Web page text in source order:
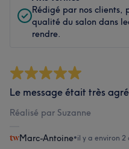
Rédigé par nos clients,
qualité du salon dans
rendre.
Le message était très
Réalisé par Suzanne
Marc-Antoine•il y a environ 2